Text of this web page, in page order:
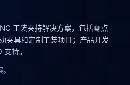
工装夹持解决方案，包括零点
夹具和定制工装项目；产品开发
持。